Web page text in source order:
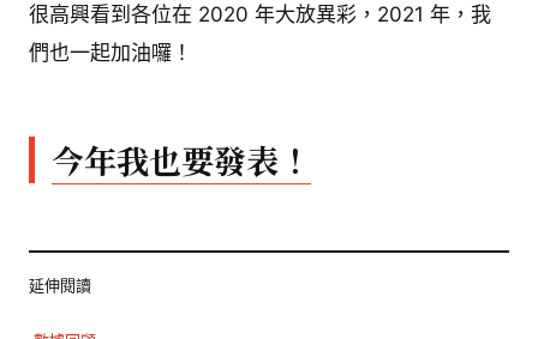
很高興看到各位在 2020 年大放異彩，2021 年，我
們也一起加油囉！
今年我也要發表！
延伸閱讀